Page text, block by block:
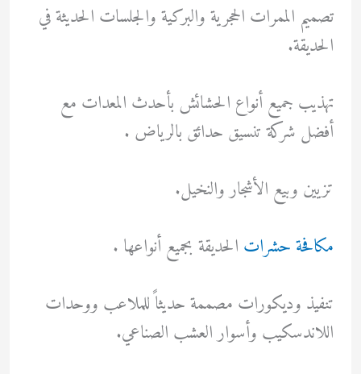
تصميم الممرات الحجرية والبركية والجلسات الحديثة في
الحديقة.
تهذيب جميع أنواع الحشائش بأحدث المعدات مع
أفضل شركة تنسيق حدائق بالرياض .
تزيين وبيع الأشجار والنخيل.
مكافحة حشرات الحديقة بجميع أنواعها .
تنفيذ وديكورات مصممة حديثاً للملاعب ووحدات
اللاندسكيب وأسوار العشب الصناعي.